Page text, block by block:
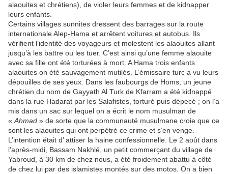
alaouites et chrétiens), de violer leurs femmes et de kidnapper
leurs enfants.
Certains villages sunnites dressent des barrages sur la route
internationale Alep-Hama et arrêtent voitures et autobus. Ils
vérifient l’identité des voyageurs et molestent les alaouites allant
jusqu’à les battre ou les tuer. C’est ainsi qu’une femme alaouite
avec sa fille ont été torturées à mort. A Hama trois enfants
alaouites on été sauvagement mutilés. L’émissaire turc a vu leurs
dépouilles de ses yeux. Dans les faubourgs de Homs, un jeune
chrétien du nom de Gayyath Al Turk de Kfarram a été kidnappé
dans la rue Hadarat par les Salafistes, torturé puis dépecé ; on l’a
mis dans un sac sur lequel on a écrit le nom musulman de
« Ahmad » de sorte que la communauté musulmane croie que ce
sont les alaouites qui ont perpétré ce crime et s’en venge.
L’intention était d’ attiser la haine confessionnelle. Le 2 août dans
l’après-midi, Bassam Nakhlé, un petit commerçant du village de
Yabroud, à 30 km de chez nous, a été froidement abattu à côté
de chez lui par des islamistes montés sur des motos. On a bien